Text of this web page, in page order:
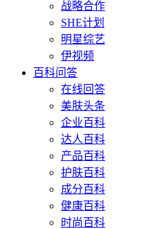
战略合作
SHE计划
明星综艺
伊视频
百科问答
在线回答
美肤头条
企业百科
达人百科
产品百科
护肤百科
成分百科
健康百科
时尚百科